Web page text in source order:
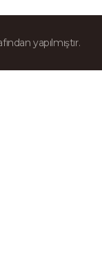
yapılmıştır.